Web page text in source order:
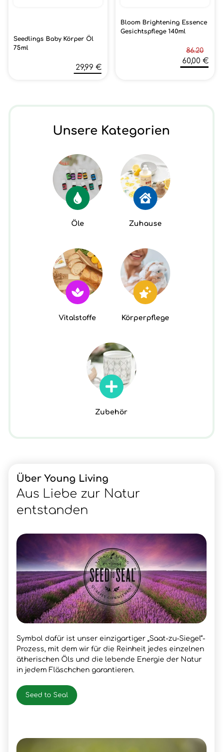
Seedlings Baby Körper Öl
75ml
29,99 €
Bloom Brightening Essence
Gesichtspflege 140ml
86.20
60,00 €
Unsere Kategorien
Öle Zuhause
Vitalstoffe Körperpflege
Zubehör
Über Young Living
Aus Liebe zur Natur
entstanden
Symbol dafür ist unser einzigartiger „Saat-zu-Siegel“-
Prozess, mit dem wir für die Reinheit jedes einzelnen
ätherischen Öls und die lebende Energie der Natur
in jedem Fläschchen garantieren.
Seed to Seal